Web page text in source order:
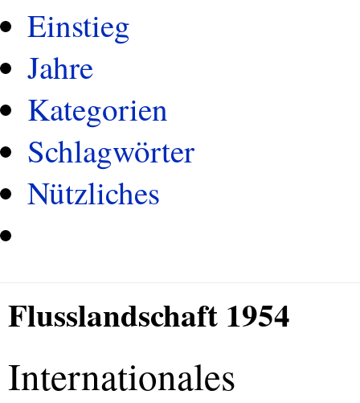
Einstieg
Jahre
Kategorien
Schlagwörter
Nützliches
Flusslandschaft 1954
Internationales